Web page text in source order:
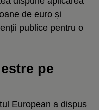
de euro și
publice pentru o
pe
European a dispus